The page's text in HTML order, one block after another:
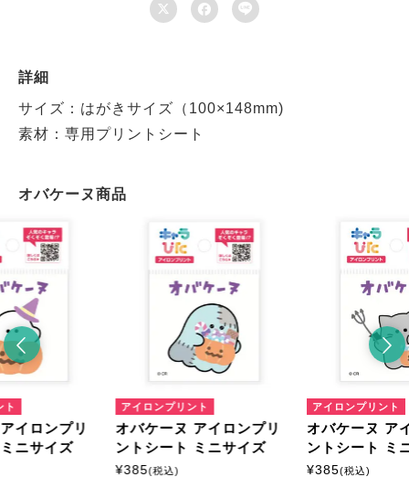
  
詳細
サイズ：はがきサイズ（100×148mm)
素材：専用プリントシート
オバケーヌ商品
ト
イロンプリ
ニサイズ
アイロンプリント
オバケーヌ アイロンプリ
ントシート ミニサイズ
¥385(税込)
アイロンプリント
オバケーヌ ア
ントシート ミ
¥385(税込)